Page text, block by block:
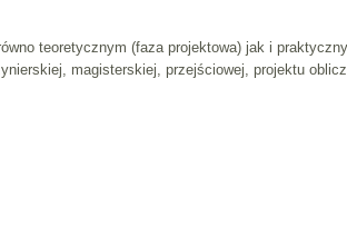
teoretycznym (faza projektowa) jak i
magisterskiej, przejściowej, projektu